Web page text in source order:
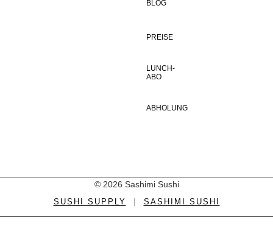
BLOG
PREISE
LUNCH-
ABO
ABHOLUNG
© 2026 Sashimi Sushi
SUSHI SUPPLY | SASHIMI SUSHI